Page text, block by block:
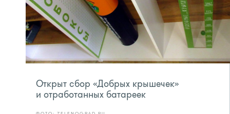
Открыт сбор «Добрых крышечек»
и отработанных батареек